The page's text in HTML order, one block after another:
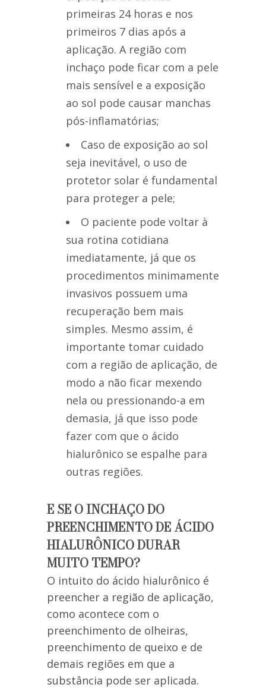
primeiras 24 horas e nos
primeiros 7 dias após a
aplicação. A região com
inchaço pode ficar com a pele
mais sensível e a exposição
ao sol pode causar manchas
pós-inflamatórias;
Caso de exposição ao sol
seja inevitável, o uso de
protetor solar é fundamental
para proteger a pele;
O paciente pode voltar à
sua rotina cotidiana
imediatamente, já que os
procedimentos minimamente
invasivos possuem uma
recuperação bem mais
simples. Mesmo assim, é
importante tomar cuidado
com a região de aplicação, de
modo a não ficar mexendo
nela ou pressionando-a em
demasia, já que isso pode
fazer com que o ácido
hialurônico se espalhe para
outras regiões.
E SE O INCHAÇO DO
PREENCHIMENTO DE ÁCIDO
HIALURÔNICO DURAR
MUITO TEMPO?
O intuito do ácido hialurônico é
preencher a região de aplicação,
como acontece com o
preenchimento de olheiras,
preenchimento de queixo e de
demais regiões em que a
substância pode ser aplicada.